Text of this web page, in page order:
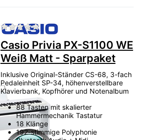
Zu diesem Produkt liegen
Casio Privia PX-S1100 WE
Weiß Matt - Sparpaket
Inklusive Original-Ständer CS-68, 3-fach
Pedaleinheit SP-34, höhenverstellbare
Klavierbank, Kopfhörer und Notenalbum
88 Tasten mit skalierter
Hammermechanik Tastatur
18 Klänge
192-stimmige Polyphonie